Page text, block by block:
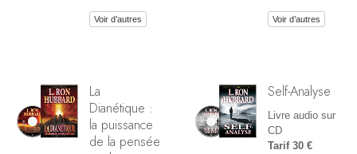
Voir d’autres Voir d’autres
La
Dianétique :
la puissance
de la pensée
Self-Analyse
Livre audio sur
CD
Tarif 30 €